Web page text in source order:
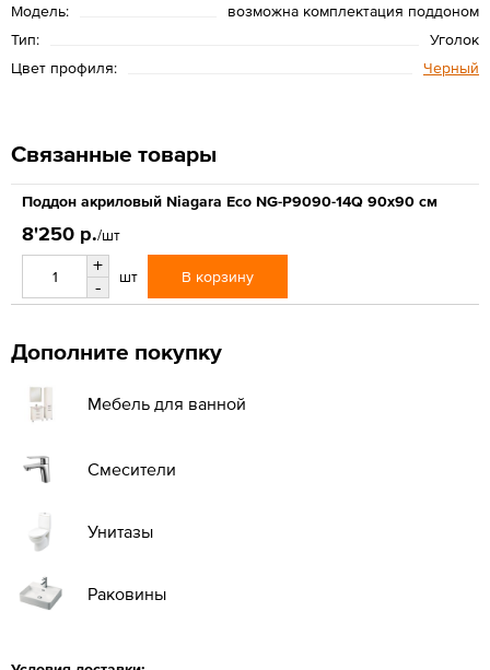
Модель:
возможна комплектация поддоном
Тип:
Уголок
Цвет профиля:
Черный
Связанные товары
Поддон акриловый Niagara Eco NG-P9090-14Q 90x90 см
8'250 р./шт
+
-
шт В корзину
Дополните покупку
Мебель для ванной
Смесители
Унитазы
Раковины